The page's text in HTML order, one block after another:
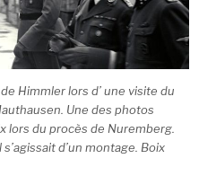
Himmler lors d’ une visite du
Une des photos
lors du procès de Nuremberg.
d’un montage. Boix